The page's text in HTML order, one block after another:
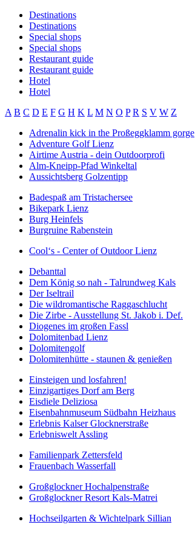
Destinations
Destinations
Special shops
Special shops
Restaurant guide
Restaurant guide
Hotel
Hotel
A B C D E F G H K L M N O P R S V W Z
Adrenalin kick in the Proßeggklamm gorge
Adventure Golf Lienz
Airtime Austria - dein Outdoorprofi
Alm-Kneipp-Pfad Winkeltal
Aussichtsberg Golzentipp
Badespaß am Tristachersee
Bikepark Lienz
Burg Heinfels
Burgruine Rabenstein
Cool‘s - Center of Outdoor Lienz
Debanttal
Dem König so nah - Talrundweg Kals
Der Iseltrail
Die wildromantische Raggaschlucht
Die Zirbe - Ausstellung St. Jakob i. Def.
Diogenes im großen Fassl
Dolomitenbad Lienz
Dolomitengolf
Dolomitenhütte - staunen & genießen
Einsteigen und losfahren!
Einzigartiges Dorf am Berg
Eisdiele Deliziosa
Eisenbahnmuseum Südbahn Heizhaus
Erlebnis Kalser Glocknerstraße
Erlebniswelt Assling
Familienpark Zettersfeld
Frauenbach Wasserfall
Großglockner Hochalpenstraße
Großglockner Resort Kals-Matrei
Hochseilgarten & Wichtelpark Sillian